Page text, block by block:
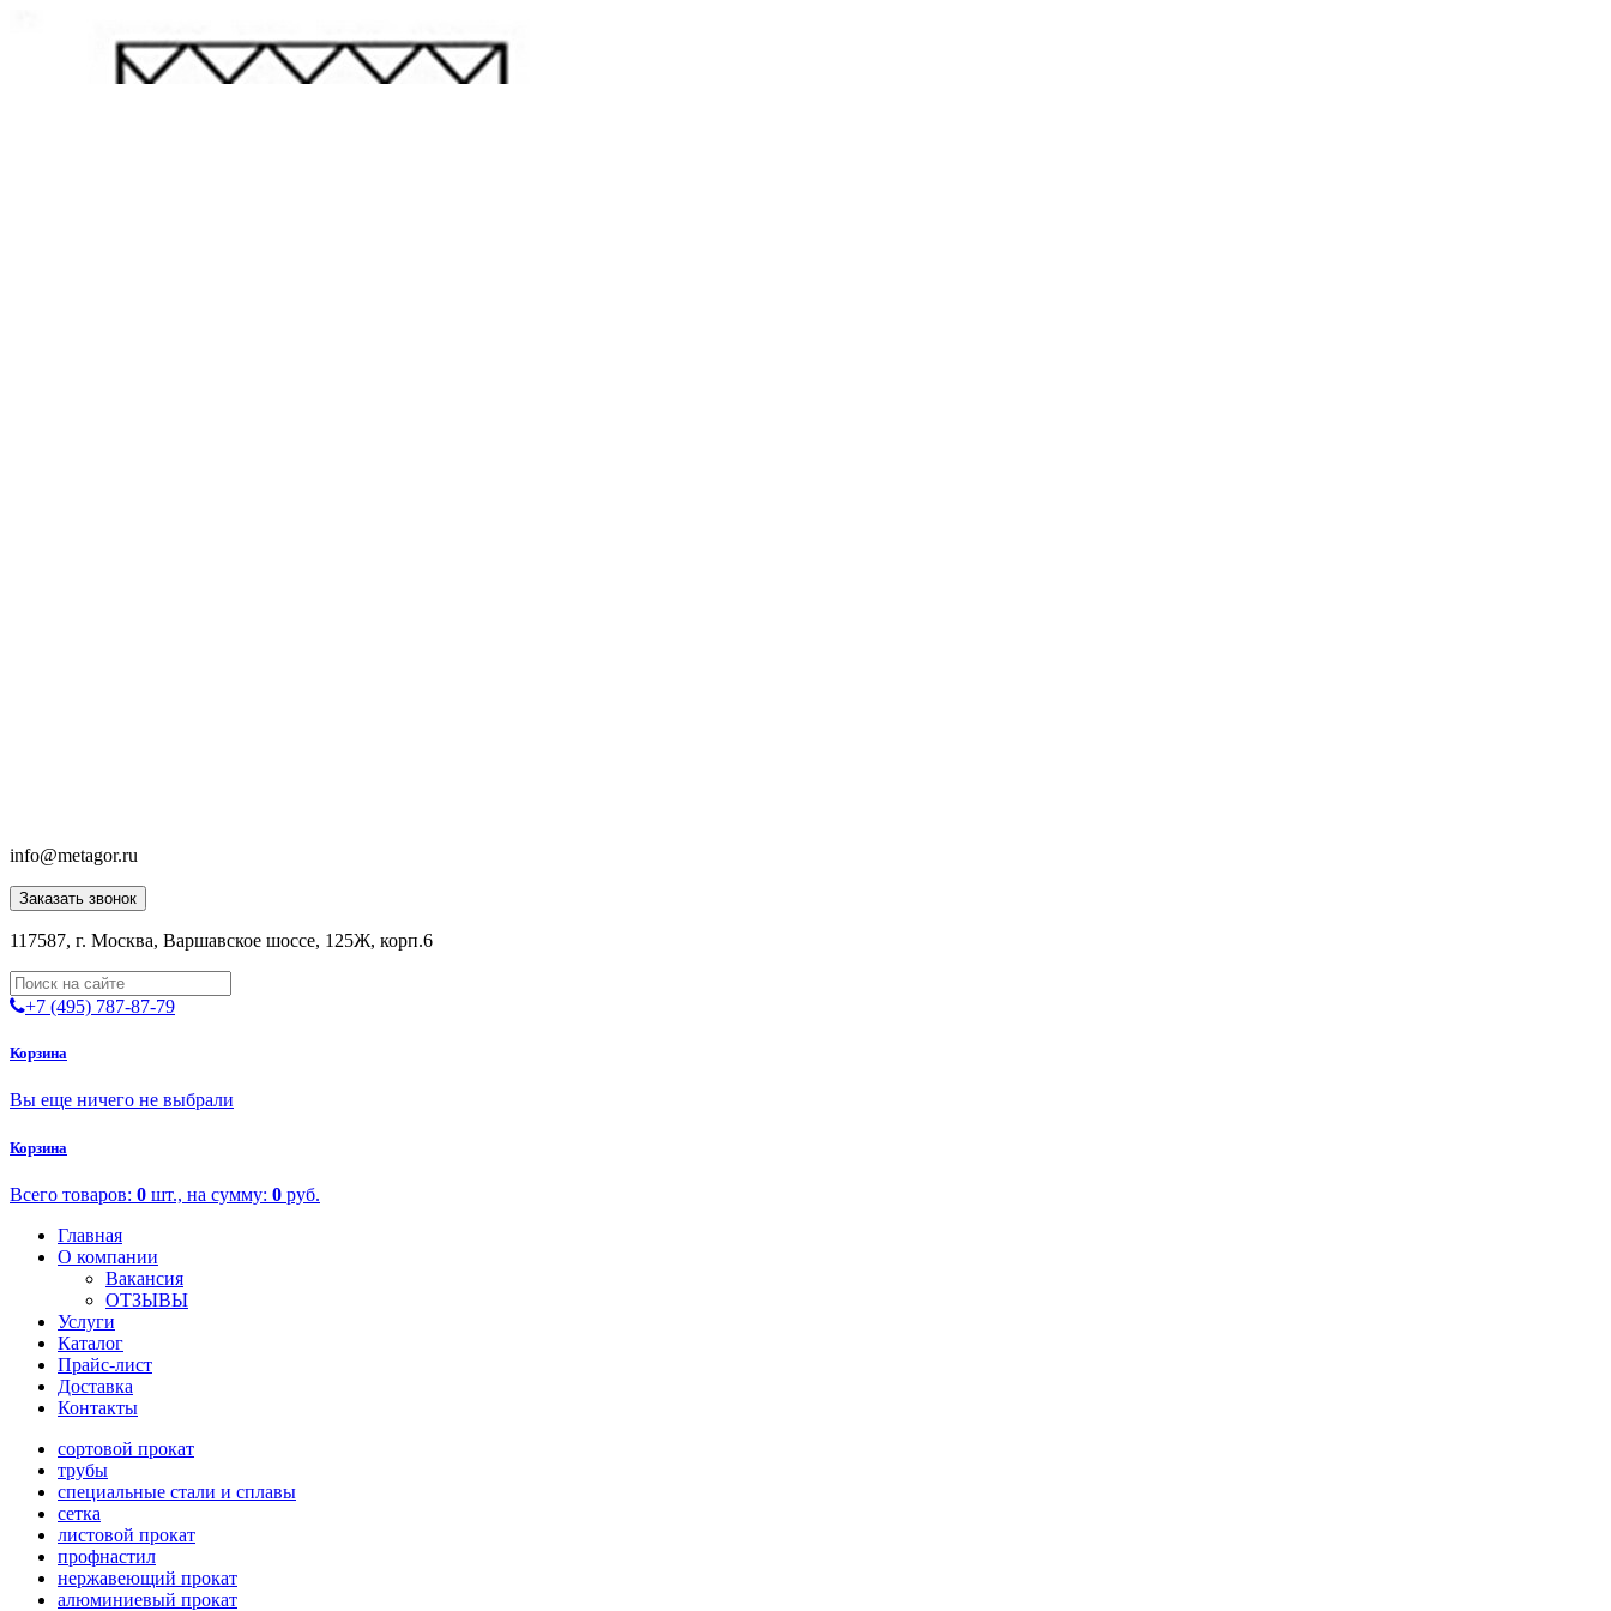
info@metagor.ru
Заказать звонок
117587, г. Москва, Варшавское шоссе, 125Ж, корп.6
+7 (495) 787-87-79
Корзина
Вы еще ничего не выбрали
Корзина
Всего товаров: 0 шт., на сумму: 0 руб.
Главная
О компании
Вакансия
ОТЗЫВЫ
Услуги
Каталог
Прайс-лист
Доставка
Контакты
сортовой прокат
трубы
специальные стали и сплавы
сетка
листовой прокат
профнастил
нержавеющий прокат
алюминиевый прокат